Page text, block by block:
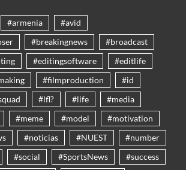
#armenia
#avid
#breakingnews
#broadcast
#editingsoftware
#editlife
#filmproduction
#id
#lfl? #life
#media
#meme #model
#motivation
#noticias #NUEST
#number
#social #SportsNews
#success